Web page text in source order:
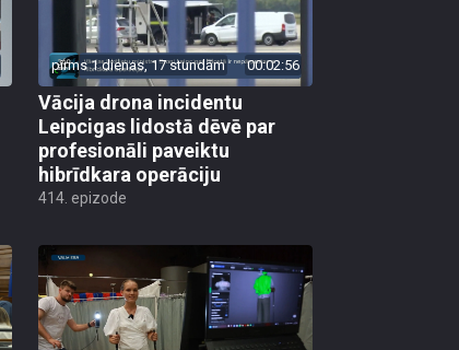
pirms 1 dienas, 17 stundām 00:02:56
Vācija drona incidentu
Leipcigas lidostā dēvē par
profesionāli paveiktu
hibrīdkara operāciju
414. epizode